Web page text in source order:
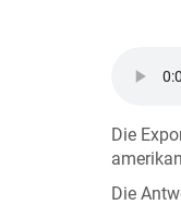
Die
Die